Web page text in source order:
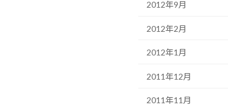
2012年9月
2012年2月
2012年1月
2011年12月
2011年11月